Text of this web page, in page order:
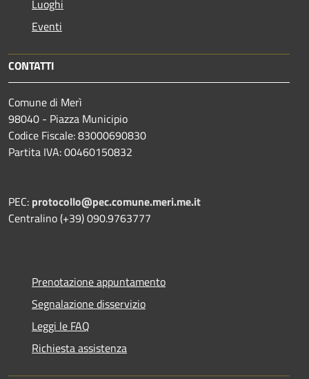
Luoghi
Eventi
CONTATTI
Comune di Merì
98040 - Piazza Municipio
Codice Fiscale: 83000690830
Partita IVA: 00460150832
PEC: protocollo@pec.comune.meri.me.it
Centralino (+39) 090.9763777
Prenotazione appuntamento
Segnalazione disservizio
Leggi le FAQ
Richiesta assistenza